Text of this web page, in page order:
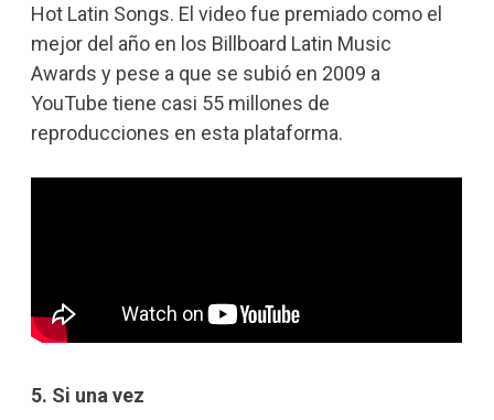
Hot Latin Songs. El video fue premiado como el
mejor del año en los Billboard Latin Music
Awards y pese a que se subió en 2009 a
YouTube tiene casi 55 millones de
reproducciones en esta plataforma.
5. Si una vez